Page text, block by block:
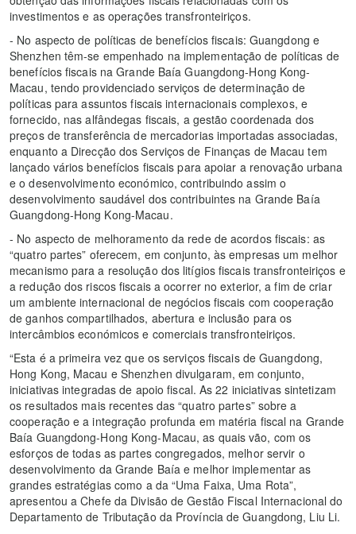
investimentos e as operações transfronteiriços.
- No aspecto de políticas de benefícios fiscais: Guangdong e
Shenzhen têm-se empenhado na implementação de políticas de
benefícios fiscais na Grande Baía Guangdong-Hong Kong-
Macau, tendo providenciado serviços de determinação de
políticas para assuntos fiscais internacionais complexos, e
fornecido, nas alfândegas fiscais, a gestão coordenada dos
preços de transferência de mercadorias importadas associadas,
enquanto a Direcção dos Serviços de Finanças de Macau tem
lançado vários benefícios fiscais para apoiar a renovação urbana
e o desenvolvimento económico, contribuindo assim o
desenvolvimento saudável dos contribuintes na Grande Baía
Guangdong-Hong Kong-Macau.
- No aspecto de melhoramento da rede de acordos fiscais: as
“quatro partes” oferecem, em conjunto, às empresas um melhor
mecanismo para a resolução dos litígios fiscais transfronteiriços e
a redução dos riscos fiscais a ocorrer no exterior, a fim de criar
um ambiente internacional de negócios fiscais com cooperação
de ganhos compartilhados, abertura e inclusão para os
intercâmbios económicos e comerciais transfronteiriços.
“Esta é a primeira vez que os serviços fiscais de Guangdong,
Hong Kong, Macau e Shenzhen divulgaram, em conjunto,
iniciativas integradas de apoio fiscal. As 22 iniciativas sintetizam
os resultados mais recentes das “quatro partes” sobre a
cooperação e a integração profunda em matéria fiscal na Grande
Baía Guangdong-Hong Kong-Macau, as quais vão, com os
esforços de todas as partes congregados, melhor servir o
desenvolvimento da Grande Baía e melhor implementar as
grandes estratégias como a da “Uma Faixa, Uma Rota”,
apresentou a Chefe da Divisão de Gestão Fiscal Internacional do
Departamento de Tributação da Província de Guangdong, Liu Li.